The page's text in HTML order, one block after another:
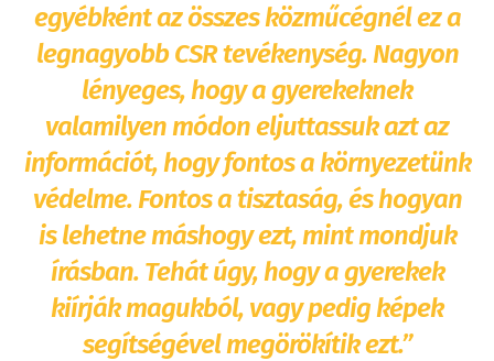
egyébként az összes közműcégnél ez a
legnagyobb CSR tevékenység. Nagyon
lényeges, hogy a gyerekeknek
valamilyen módon eljuttassuk azt az
információt, hogy fontos a környezetünk
védelme. Fontos a tisztaság, és hogyan
is lehetne máshogy ezt, mint mondjuk
írásban. Tehát úgy, hogy a gyerekek
kiírják magukból, vagy pedig képek
segítségével megörökítik ezt.”